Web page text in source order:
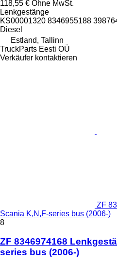
118,55 € Ohne MwSt.
Lenkgestänge
KS00001320 8346955188
Diesel
Estland, Tallinn
TruckParts Eesti OÜ
Verkäufer kontaktieren
ZF
Scania K,N,F-series bus (2006-)
8
ZF 8346974168
series bus (2006-)